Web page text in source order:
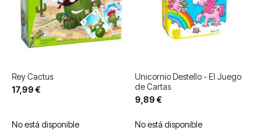
Rey Cactus
17,99 €
No está disponible
Unicornio Destello - El Juego
de Cartas
9,89 €
No está disponible